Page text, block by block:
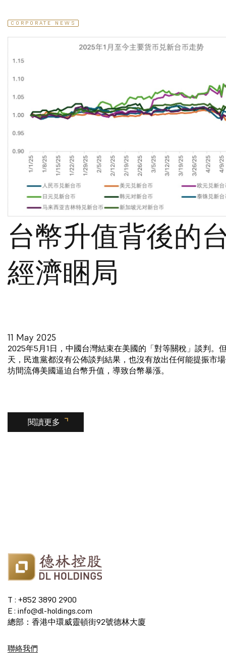
CORPORATE NEWS
台幣升值背後的
經濟睏局
11 May 2025
2025年5月1日，中國台灣結束在美國的「對等關稅」談判。
天，民進黨都沒有公佈談判結果，也沒有放出任何能提振市
坊間流傳美國逼迫台幣升值，導致台幣暴漲。
閱讀更多
T : +852 3890 2900
E : info@dl-holdings.com
總部：香港中環威靈頓街92號德林大廈
聯絡我們